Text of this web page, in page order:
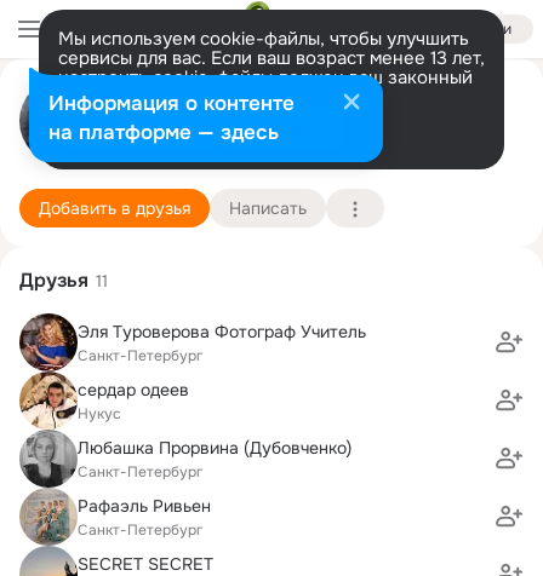
Войти
Мы используем cookie-файлы, чтобы улучшить
сервисы для вас. Если ваш возраст менее 13 лет,
настроить cookie-файлы должен ваш законный
представитель. Больше информации
Разрешить все Настроить
Роза Липшиц
СПб 26 апреля (56 лет)
Подробнее
Добавить в друзья Написать
Друзья 11
Эля Туроверова Фотограф Учитель
Санкт-Петербург
сердар одеев
Нукус
Любашка Прорвина (Дубовченко)
Санкт-Петербург
Рафаэль Ривьен
Санкт-Петербург
SECRET SECRET
Информация о контенте
на платформе — здесь